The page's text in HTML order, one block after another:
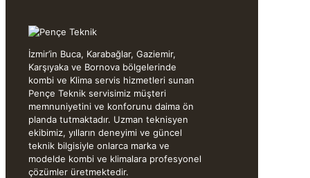
İzmir’in Buca, Karabağlar, Gaziemir,
Karşıyaka ve Bornova bölgelerinde
kombi ve Klima servis hizmetleri sunan
Pençe Teknik servisimiz müşteri
memnuniyetini ve konforunu daima ön
planda tutmaktadır. Uzman teknisyen
ekibimiz, yılların deneyimi ve güncel
teknik bilgisiyle onlarca marka ve
modelde kombi ve klimalara profesyonel
çözümler üretmektedir.